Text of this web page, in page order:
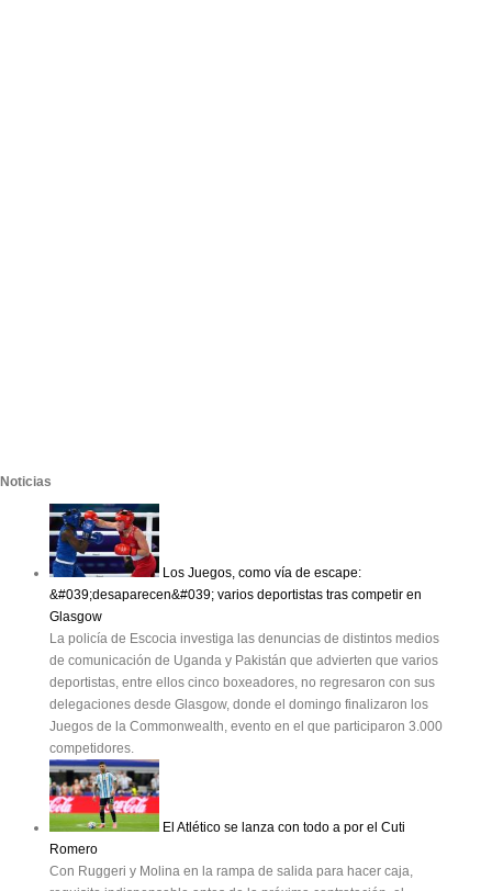
Noticias
Los Juegos, como vía de escape:
&#039;desaparecen&#039; varios deportistas tras competir en
Glasgow
La policía de Escocia investiga las denuncias de distintos medios
de comunicación de Uganda y Pakistán que advierten que varios
deportistas, entre ellos cinco boxeadores, no regresaron con sus
delegaciones desde Glasgow, donde el domingo finalizaron los
Juegos de la Commonwealth, evento en el que participaron 3.000
competidores.
El Atlético se lanza con todo a por el Cuti
Romero
Con Ruggeri y Molina en la rampa de salida para hacer caja,